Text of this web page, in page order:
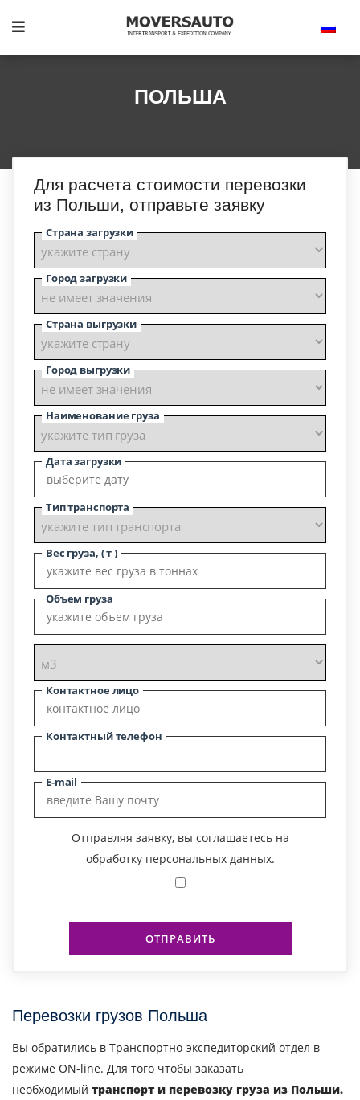
ПОЛЬША
Для расчета стоимости перевозки
из Польши, отправьте заявку
Страна загрузки
Город загрузки
Страна выгрузки
Город выгрузки
Наименование груза
Дата загрузки
Тип транспорта
Вес груза, ( т )
Объем груза
Контактное лицо
Контактный телефон
E-mail
Отправляя заявку, вы соглашаетесь на
обработку персональных данных.
ОТПРАВИТЬ
Перевозки грузов Польша
Вы обратились в Транспортно-экспедиторский отдел в
режиме ON-line. Для того чтобы заказать
необходимый транспорт и перевозку груза из Польши.